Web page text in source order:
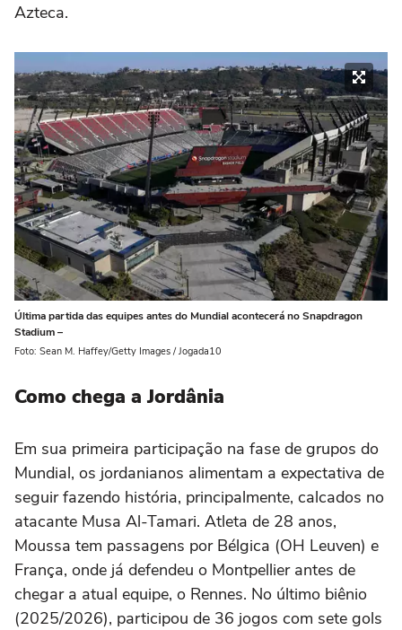
Azteca.
Última partida das equipes antes do Mundial acontecerá no Snapdragon
Stadium –
Foto: Sean M. Haffey/Getty Images / Jogada10
Como chega a Jordânia
Em sua primeira participação na fase de grupos do
Mundial, os jordanianos alimentam a expectativa de
seguir fazendo história, principalmente, calcados no
atacante Musa Al-Tamari. Atleta de 28 anos,
Moussa tem passagens por Bélgica (OH Leuven) e
França, onde já defendeu o Montpellier antes de
chegar a atual equipe, o Rennes. No último biênio
(2025/2026), participou de 36 jogos com sete gols